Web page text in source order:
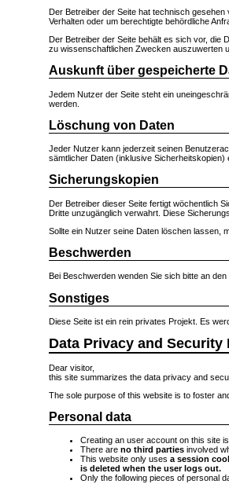
Der Betreiber der Seite hat technisch
Verhalten oder um berechtigte behördliche
Der Betreiber der Seite behält es sich vor, die
zu wissenschaftlichen Zwecken auszuwerten
Auskunft über gespeicherte
Jedem Nutzer der Seite steht ein
werden.
Löschung von Daten
Jeder Nutzer kann jederzeit seinen
sämtlicher Daten (inklusive Sicherheitskopien)
Sicherungskopien
Der Betreiber dieser Seite fertigt wöchentlich
Dritte unzugänglich verwahrt. Diese
Sollte ein Nutzer seine Daten löschen lassen,
Beschwerden
Bei Beschwerden wenden Sie sich bitte an den
Sonstiges
Diese Seite ist ein rein privates Projekt. Es
Data Privacy and Security
Dear visitor,
this site summarizes the data privacy and
The sole purpose of this website is to foster
Personal data
Creating an user account on this site
There are no third parties involved
This website only uses a session
is deleted when the user logs out.
Only the following pieces of personal